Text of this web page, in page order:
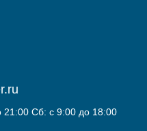
Сб: с 9:00 до 18:00